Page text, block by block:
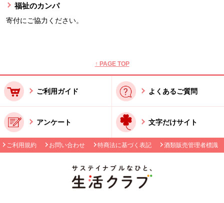
福祉のカンパ
寄付にご協力ください。
↑ PAGE TOP
ご利用ガイド よくあるご質問
アンケート 文字だけサイト
ご利用規約 お問い合わせ 特商法に基づく表記 酒類販売管理者標識